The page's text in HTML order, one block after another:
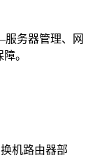
务器管理、网
。
机路由器部